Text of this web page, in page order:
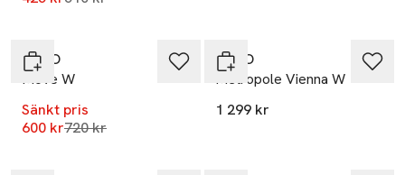
ECCO
Move W
Sänkt pris
600 krLägsta pris 30 dagar
720 kr
ECCO
Metropole Vienna W
1 299 kr